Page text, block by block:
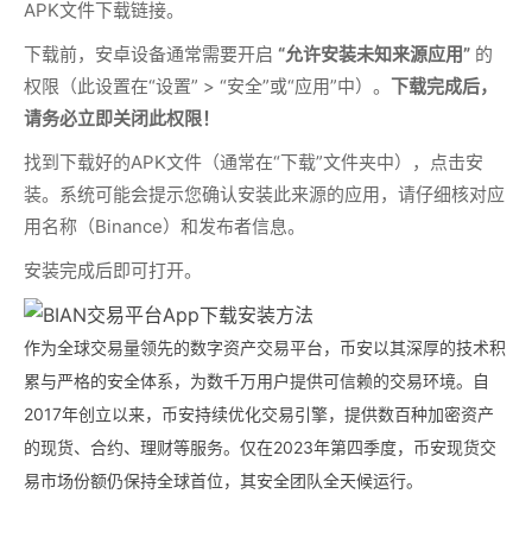
APK文件下载链接。
下载前，安卓设备通常需要开启 “允许安装未知来源应用” 的
权限（此设置在“设置” > “安全”或“应用”中）。 下载完成后，
请务必立即关闭此权限！
找到下载好的APK文件（通常在“下载”文件夹中），点击安
装。系统可能会提示您确认安装此来源的应用，请仔细核对应
用名称（Binance）和发布者信息。
安装完成后即可打开。
作为全球交易量领先的数字资产交易平台，币安以其深厚的技术积
累与严格的安全体系，为数千万用户提供可信赖的交易环境。自
2017年创立以来，币安持续优化交易引擎，提供数百种加密资产
的现货、合约、理财等服务。仅在2023年第四季度，币安现货交
易市场份额仍保持全球首位，其安全团队全天候运行。